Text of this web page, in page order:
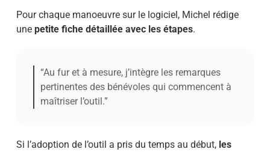
Pour chaque manoeuvre sur le logiciel, Michel rédige
une petite fiche détaillée avec les étapes.
“Au fur et à mesure, j’intègre les remarques
pertinentes des bénévoles qui commencent à
maîtriser l’outil.”
Si l’adoption de l’outil a pris du temps au début, les